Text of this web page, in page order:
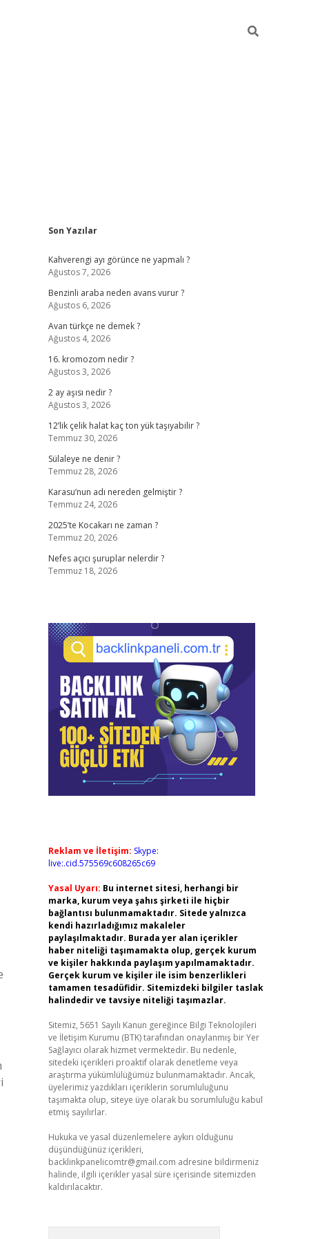
Sidebar
Son Yazılar
Kahverengi ayı görünce ne yapmalı ?
Ağustos 7, 2026
Benzinli araba neden avans vurur ?
Ağustos 6, 2026
Avan türkçe ne demek ?
Ağustos 4, 2026
16. kromozom nedir ?
Ağustos 3, 2026
2 ay aşısı nedir ?
Ağustos 3, 2026
12’lik çelik halat kaç ton yük taşıyabilir ?
Temmuz 30, 2026
Sülaleye ne denir ?
Temmuz 28, 2026
Karasu’nun adı nereden gelmiştir ?
Temmuz 24, 2026
2025’te Kocakarı ne zaman ?
Temmuz 20, 2026
Nefes açıcı şuruplar nelerdir ?
Temmuz 18, 2026
Reklam ve İletişim: Skype:
live:.cid.575569c608265c69
Yasal Uyarı: Bu internet sitesi, herhangi bir
marka, kurum veya şahıs şirketi ile hiçbir
bağlantısı bulunmamaktadır. Sitede yalnızca
kendi hazırladığımız makaleler
paylaşılmaktadır. Burada yer alan içerikler
haber niteliği taşımamakta olup, gerçek kurum
ve kişiler hakkında paylaşım yapılmamaktadır.
Gerçek kurum ve kişiler ile isim benzerlikleri
tamamen tesadüfidir. Sitemizdeki bilgiler taslak
halindedir ve tavsiye niteliği taşımazlar.
Sitemiz, 5651 Sayılı Kanun gereğince Bilgi Teknolojileri
ve İletişim Kurumu (BTK) tarafından onaylanmış bir Yer
Sağlayıcı olarak hizmet vermektedir. Bu nedenle,
sitedeki içerikleri proaktif olarak denetleme veya
araştırma yükümlülüğümüz bulunmamaktadır. Ancak,
üyelerimiz yazdıkları içeriklerin sorumluluğunu
taşımakta olup, siteye üye olarak bu sorumluluğu kabul
etmiş sayılırlar.
Hukuka ve yasal düzenlemelere aykırı olduğunu
düşündüğünüz içerikleri,
backlinkpanelicomtr@gmail.com adresine bildirmeniz
halinde, ilgili içerikler yasal süre içerisinde sitemizden
kaldırılacaktır.